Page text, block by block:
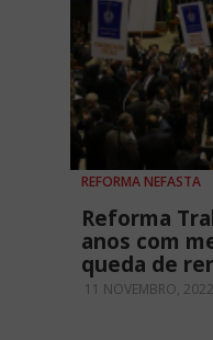
REFORMA NEFASTA
Reforma
anos com
queda de
11 NOVEMBRO,